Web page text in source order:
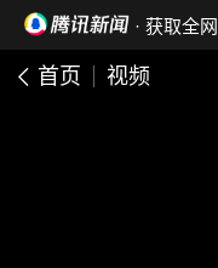
· 获取全
首页 视频